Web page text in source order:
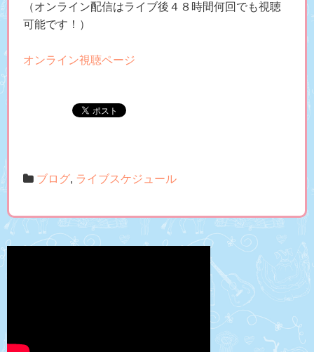
（オンライン配信はライブ後４８時間何回でも視聴
可能です！）
オンライン視聴ページ
ブログ, ライブスケジュール